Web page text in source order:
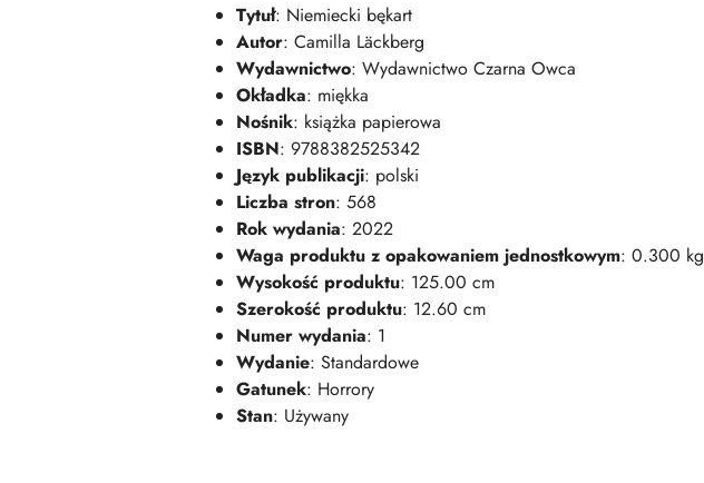
Tytuł: Niemiecki bękart
Autor: Camilla Läckberg
Wydawnictwo: Wydawnictwo Czarna Owca
Okładka: miękka
Nośnik: książka papierowa
ISBN: 9788382525342
Język publikacji: polski
Liczba stron: 568
Rok wydania: 2022
Waga produktu z opakowaniem jednostkowym: 0.300 kg
Wysokość produktu: 125.00 cm
Szerokość produktu: 12.60 cm
Numer wydania: 1
Wydanie: Standardowe
Gatunek: Horrory
Stan: Używany